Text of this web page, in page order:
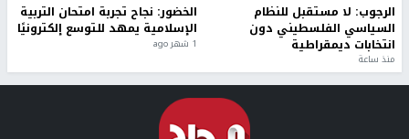
الرجوب: لا مستقبل للنظام
السياسي الفلسطيني دون
انتخابات ديمقراطية
منذ ساعة
الخضور: نجاح تجربة امتحان التربية
الإسلامية يمهد للتوسع إلكترونيًا
1 شهر ago